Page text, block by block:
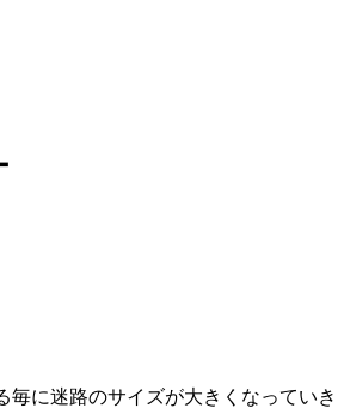
に迷路のサイズが大きくなっていき